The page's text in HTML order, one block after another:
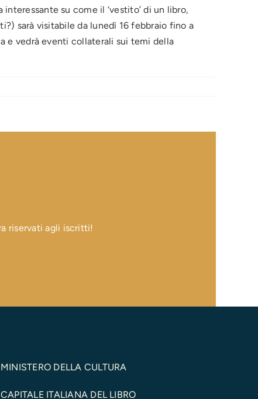
su come il ‘vestito’ di un libro,
sarà visitabile da lunedì 16 febbraio fino a
e vedrà eventi collaterali sui temi della
riservati agli iscritti!
MINISTERO DELLA CULTURA
CAPITALE ITALIANA DEL LIBRO